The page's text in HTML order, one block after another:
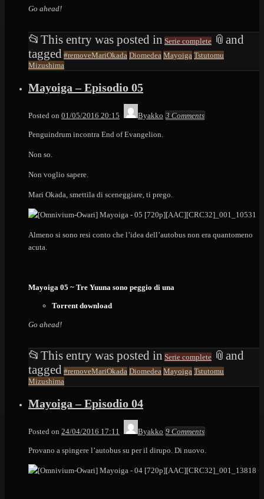
Go ahead!
📂 This entry was posted in Serie complete 📎 and
tagged #removeMariOkada Diomedea Mayoiga Tstutomu
Mizushima
Mayoiga – Episodio 05
Posted on 01/05/2016 20:15 Byakko 3 Comments
Penguindrum incontra End of Evangelion.
Non so.
Non voglio sapere.
Mari Okada, smettila di sceneggiare, ti prego.
Almeno si sono resi conto che l’idea dell’autobus non era quantomeno
acuta.
Mayoiga 05 ~ Tre Yuuna sono peggio di una
Torrent download
Go ahead!
📂 This entry was posted in Serie complete 📎 and
tagged #removeMariOkada Diomedea Mayoiga Tstutomu
Mizushima
Mayoiga – Episodio 04
Posted on 24/04/2016 17:11 Byakko 9 Comments
Provano a spingere l’autobus su per il dirupo. Di nuovo.